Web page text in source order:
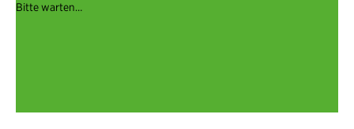
Bitte warten…